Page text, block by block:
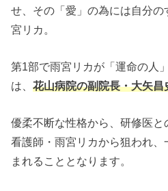
せ、その「愛」の為には自分
宮リカ。
第1部で雨宮リカが「運命の人
は、花山病院の副院長・大矢昌
優柔不断な性格から、研修医
看護師・雨宮リカから狙われ
まれることとなります。